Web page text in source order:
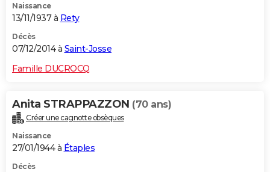
Naissance
13/11/1937 à Rety
Décès
07/12/2014 à Saint-Josse
Famille DUCROCQ
Anita STRAPPAZZON (70 ans)
Créer une cagnotte obsèques
Naissance
27/01/1944 à Étaples
Décès